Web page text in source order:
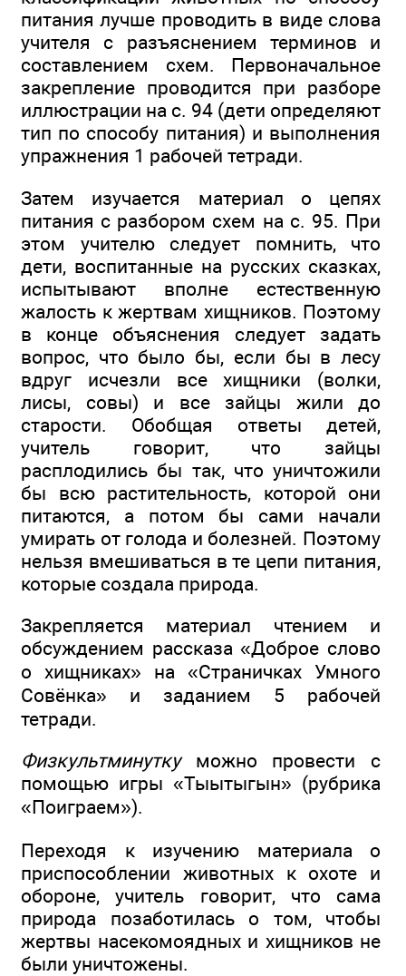
питания лучше проводить в виде слова
учителя с разъяснением терминов и
составлением схем. Первоначальное
закрепление проводится при разборе
иллюстрации на с. 94 (дети определяют
тип по способу питания) и выполнения
упражнения 1 рабочей тетради.
Затем изучается материал о цепях
питания с разбором схем на с. 95. При
этом учителю следует помнить, что
дети, воспитанные на русских сказках,
испытывают вполне естественную
жалость к жертвам хищников. Поэтому
в конце объяснения следует задать
вопрос, что было бы, если бы в лесу
вдруг исчезли все хищники (волки,
лисы, совы) и все зайцы жили до
старости. Обобщая ответы детей,
учитель говорит, что зайцы
расплодились бы так, что уничтожили
бы всю растительность, которой они
питаются, а потом бы сами начали
умирать от голода и болезней. Поэтому
нельзя вмешиваться в те цепи питания,
которые создала природа.
Закрепляется материал чтением и
обсуждением рассказа «Доброе слово
о хищниках» на «Страничках Умного
Совёнка» и заданием 5 рабочей
тетради.
Физкультминуткуможно провести с
помощью игры «Тыытыгын» (рубрика
«Поиграем»).
Переходя к изучению материала о
приспособлении животных к охоте и
обороне, учитель говорит, что сама
природа позаботилась о том, чтобы
жертвы насекомоядных и хищников не
были уничтожены.